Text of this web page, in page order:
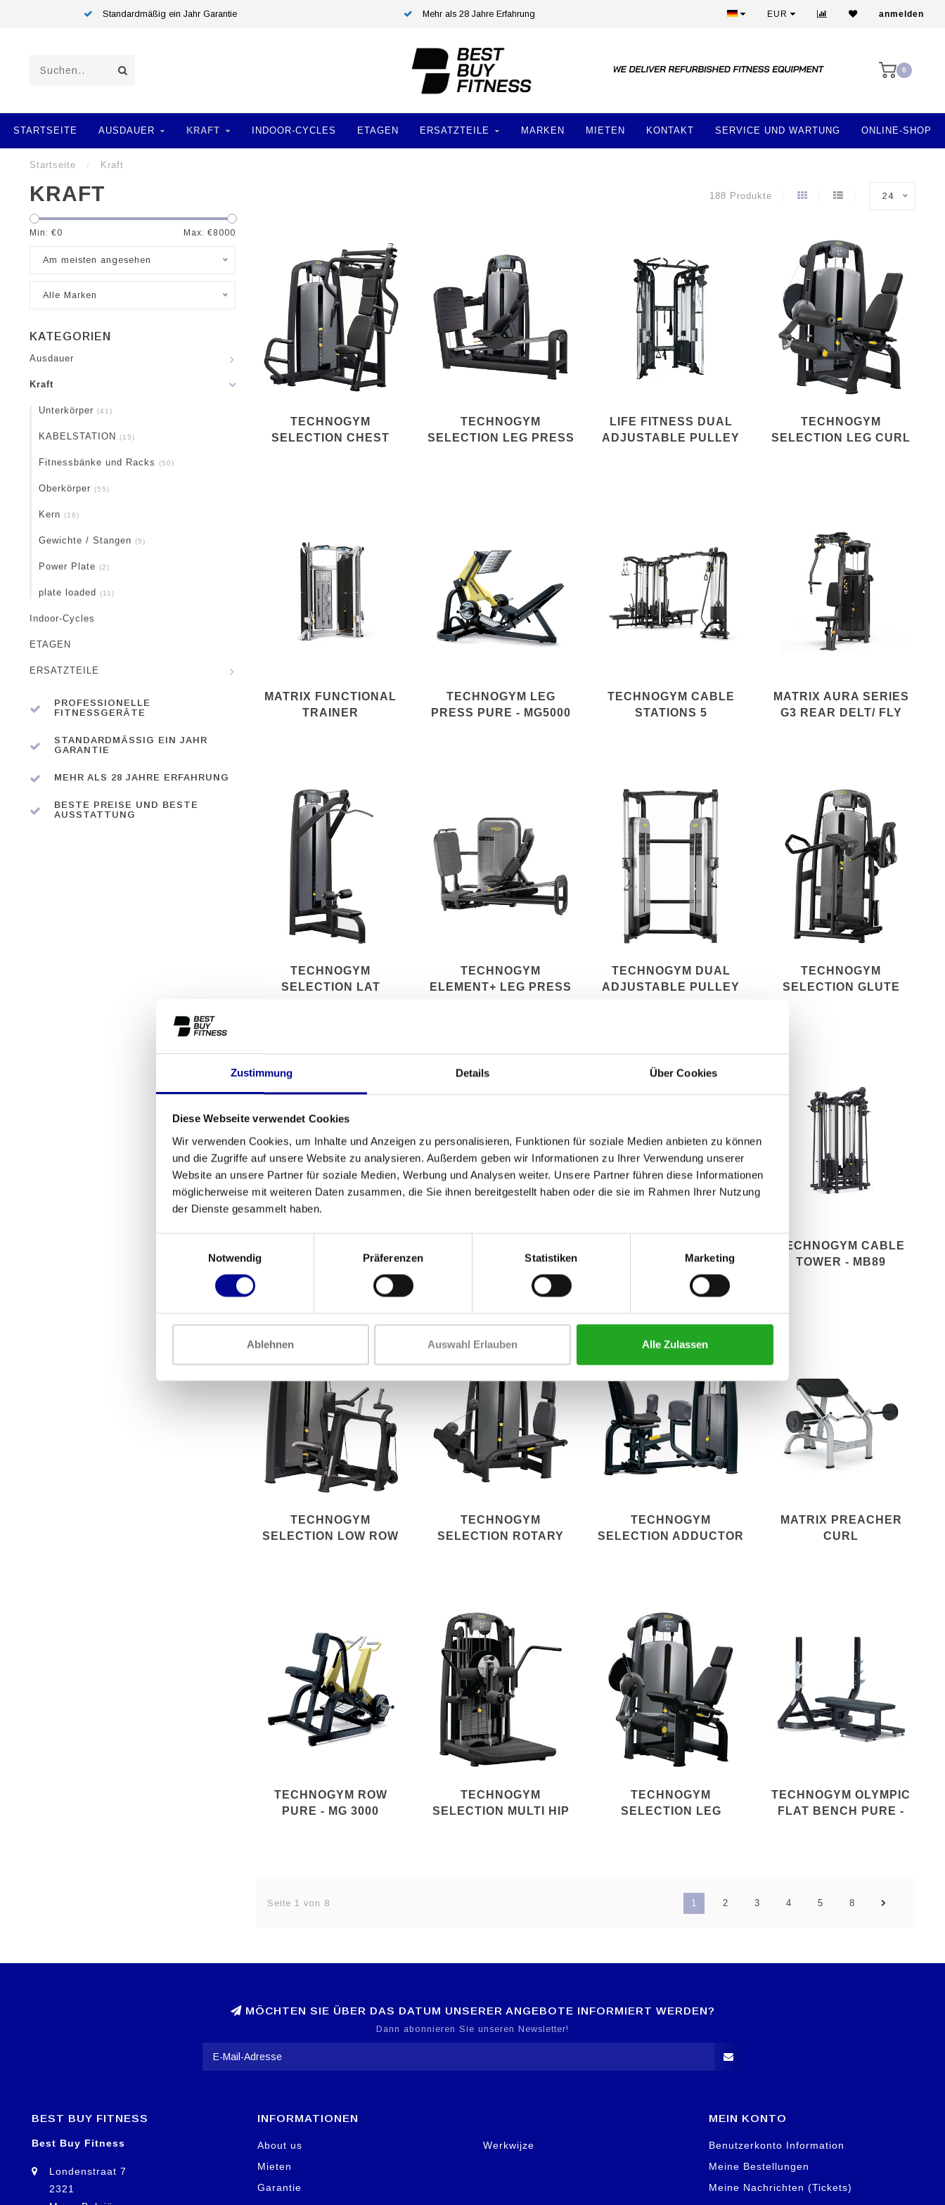
Zustimmung Details Über Cookies
Diese Webseite verwendet Cookies
Wir verwenden Cookies, um Inhalte und Anzeigen zu personalisieren, Funktionen für soziale Medien anbieten zu können
und die Zugriffe auf unsere Website zu analysieren. Außerdem geben wir Informationen zu Ihrer Verwendung unserer
Website an unsere Partner für soziale Medien, Werbung und Analysen weiter. Unsere Partner führen diese Informationen
möglicherweise mit weiteren Daten zusammen, die Sie ihnen bereitgestellt haben oder die sie im Rahmen Ihrer Nutzung
der Dienste gesammelt haben.
Notwendig
Präferenzen Statistiken Marketing
Ablehnen Auswahl Erlauben Alle Zulassen
Standardmäßig ein Jahr Garantie Mehr als 28 Jahre Erfahrung Beste Preise und beste Ausstattung
EUR anmelden
0
STARTSEITE AUSDAUER KRAFT INDOOR-CYCLES ETAGEN ERSATZTEILE MARKEN MIETEN KONTAKT SERVICE UND WARTUNG ONLINE-SHOP
Startseite / Kraft
KRAFT 188 Produkte 24
Min: €0 Max: €8000
Am meisten angesehen
Alle Marken
KATEGORIEN
Ausdauer
Kraft
Unterkörper (41)
KABELSTATION (15)
Fitnessbänke und Racks (50)
Oberkörper (55)
Kern (16)
Gewichte / Stangen (5)
Power Plate (2)
plate loaded (11)
Indoor-Cycles
ETAGEN
ERSATZTEILE
PROFESSIONELLE
FITNESSGERÄTE
STANDARDMÄSSIG EIN JAHR G
ARANTIE
MEHR ALS 28 JAHRE ERFAHRUNG
BESTE PREISE UND BESTE
AUSSTATTUNG
TECHNOGYM
SELECTION CHEST
TECHNOGYM
SELECTION LEG PRESS
LIFE FITNESS DUAL
ADJUSTABLE PULLEY
TECHNOGYM
SELECTION LEG CURL
MATRIX FUNCTIONAL
TRAINER
TECHNOGYM LEG
PRESS PURE - MG5000
TECHNOGYM CABLE
STATIONS 5
MATRIX AURA SERIES
G3 REAR DELT/ FLY
TECHNOGYM
SELECTION LAT
TECHNOGYM
ELEMENT+ LEG PRESS
TECHNOGYM DUAL
ADJUSTABLE PULLEY
TECHNOGYM
SELECTION GLUTE
POWER RACK +
ADJUSTABLE BENCH
G7 SEATED LEG CURL
TECHNOGYM CABLE
TOWER - MB89
TECHNOGYM
SELECTION LOW ROW
TECHNOGYM
SELECTION ROTARY
TECHNOGYM
SELECTION ADDUCTOR
MATRIX PREACHER
CURL
TECHNOGYM ROW
PURE - MG 3000
TECHNOGYM
SELECTION MULTI HIP
TECHNOGYM
SELECTION LEG
TECHNOGYM OLYMPIC
FLAT BENCH PURE -
Seite 1 von 8 1 2 3 4 5 8
MÖCHTEN SIE ÜBER DAS DATUM UNSERER ANGEBOTE INFORMIERT WERDEN?
Dann abonnieren Sie unseren Newsletter!
BEST BUY FITNESS
Best Buy Fitness
Londenstraat 7
2321
INFORMATIONEN
About us
Mieten
Garantie
Werkwijze
MEIN KONTO
Benutzerkonto Information
Meine Bestellungen
Meine Nachrichten (Tickets)